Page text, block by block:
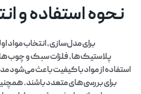
نحوه استفاده و
برای مدل‌سازی، انتخاب مواد
پلاستیک‌ها، فلزات سبک و
استفاده از مواد با کیفیت باعث می‌شود
برای بررسی‌های متعدد باشند.